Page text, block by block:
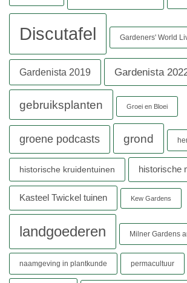
Discutafel Gardeners' World
Gardenista 2019 Gardenista
gebruiksplanten Groei en Bloei
groene podcasts grond
historische kruidentuinen historische
Kasteel Twickel tuinen Kew Gardens
landgoederen Milner Gardens
naamgeving in plantkunde permacultuur